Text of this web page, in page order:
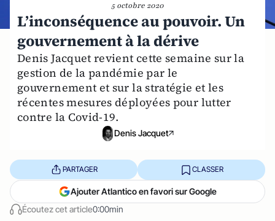
5 octobre 2020
L’inconséquence au pouvoir. Un
gouvernement à la dérive
Denis Jacquet revient cette semaine sur la
gestion de la pandémie par le
gouvernement et sur la stratégie et les
récentes mesures déployées pour lutter
contre la Covid-19.
Denis Jacquet
Écoutez cet article0:00min
PARTAGER CLASSER
Ajouter Atlantico en favori sur Google